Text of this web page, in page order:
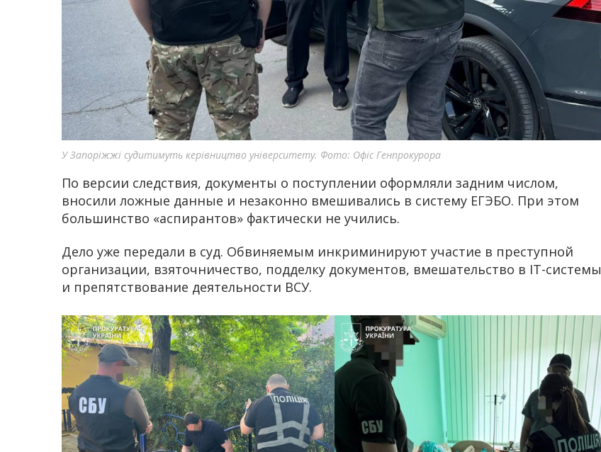
У Запоріжжі судитимуть керівництво університету. Фото: Офіс Генпрокурора
По версии следствия, документы о поступлении оформляли задним числом,
вносили ложные данные и незаконно вмешивались в систему ЕГЭБО. При этом
большинство «аспирантов» фактически не учились.
Дело уже передали в суд. Обвиняемым инкриминируют участие в преступной
организации, взяточничество, подделку документов, вмешательство в IT-системы
и препятствование деятельности ВСУ.